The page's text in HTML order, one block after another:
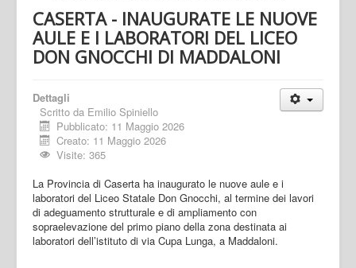
CASERTA - INAUGURATE LE NUOVE
AULE E I LABORATORI DEL LICEO
DON GNOCCHI DI MADDALONI
Dettagli
Scritto da Emilio Spiniello
Pubblicato: 11 Maggio 2026
Creato: 11 Maggio 2026
Visite: 365
La Provincia di Caserta ha inaugurato le nuove aule e i
laboratori del Liceo Statale Don Gnocchi, al termine dei lavori
di adeguamento strutturale e di ampliamento con
sopraelevazione del primo piano della zona destinata ai
laboratori dell’istituto di via Cupa Lunga, a Maddaloni.